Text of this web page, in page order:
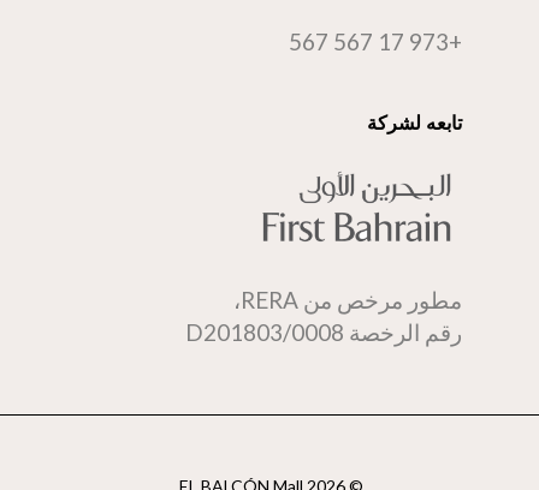
+973 17 567 567
تابعه لشركة
مطور مرخص من RERA،
رقم الرخصة D201803/0008
© 2026 EL BALCÓN Mall.